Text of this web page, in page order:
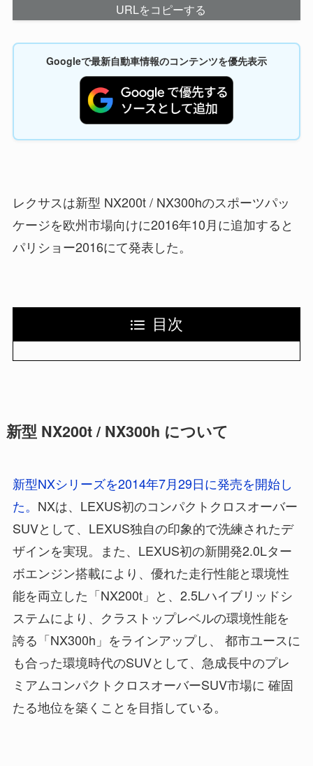
URLをコピーする
Googleで最新自動車情報のコンテンツを優先表示
レクサスは新型 NX200t / NX300hのスポーツパッ
ケージを欧州市場向けに2016年10月に追加すると
パリショー2016にて発表した。
目次
新型 NX200t / NX300h について
新型NXシリーズを2014年7月29日に発売を開始し
た。 NXは、LEXUS初のコンパクトクロスオーバー
SUVとして、LEXUS独自の印象的で洗練されたデ
ザインを実現。また、LEXUS初の新開発2.0Lター
ボエンジン搭載により、優れた走行性能と環境性
能を両立した「NX200t」と、2.5Lハイブリッドシ
ステムにより、クラストップレベルの環境性能を
誇る「NX300h」をラインアップし、 都市ユースに
も合った環境時代のSUVとして、急成長中のプレ
ミアムコンパクトクロスオーバーSUV市場に 確固
たる地位を築くことを目指している。